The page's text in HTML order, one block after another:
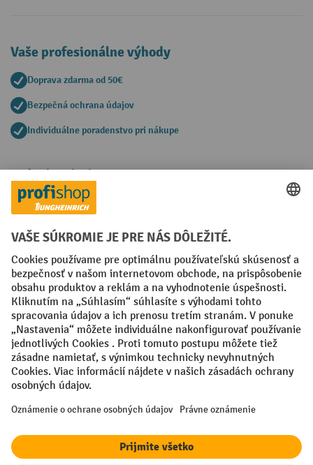
Vaše profesionálne výhody
Doprava zdarma od 50€
Bezpečná ochrana údajov
Individuálne poradenstvo pri nákupe
Spôsoby platby
Creditcard (Master)Creditcard (Visa)
Faktúra Predplatba
Sociálne siete
Facebook
YouTube
LinkedIn
Nastavenia ochrany osobných údajov
All prices excl. VAT plusshipping costsand possible delivery charges,
¹ Zľava platí do vypredania zásob. Zľava sa nevzťahuje na špeciálne